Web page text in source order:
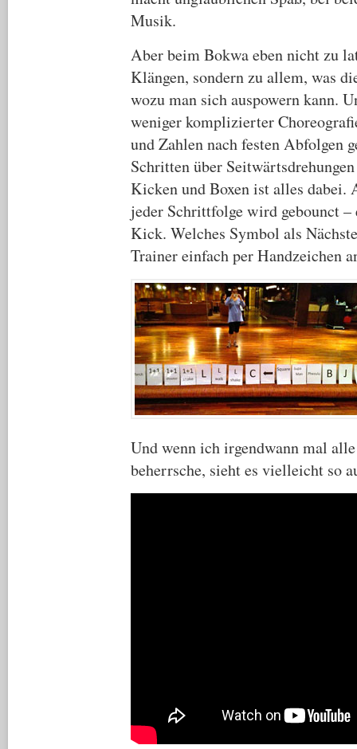
Musik.
Aber beim Bokwa eben nicht zu
Klängen, sondern zu allem, was
wozu man sich auspowern kann.
weniger komplizierter
und Zahlen nach festen Abfolgen
Schritten über
Kicken und Boxen ist alles dabei.
jeder Schrittfolge wird gebounct
Kick. Welches Symbol als
Trainer einfach per Handzeichen
Und wenn ich irgendwann mal
beherrsche, sieht es vielleicht so